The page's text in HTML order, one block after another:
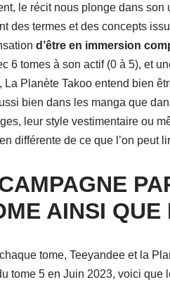
le récit nous plonge dans
des termes et des concepts
d’être en immersion
6 tomes à son actif (0 à 5), et
La Planète Takoo entend bien
bien dans les manga que
leur style vestimentaire ou
différente de ce que l’on peut
AINSI
tome, Teeyandee et la
tome 5 en Juin 2023, voici que